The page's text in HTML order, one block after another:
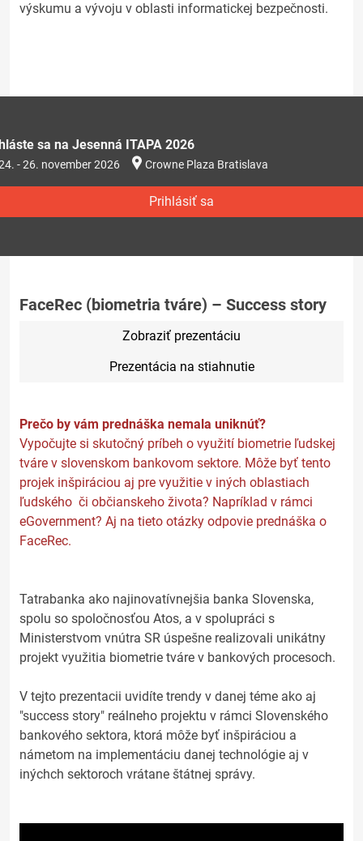
výskumu a vývoju v oblasti informatickej bezpečnosti.
sa na Jesenná ITAPA 2026
- 26. november 2026 Crowne Plaza Bratislava
Prihlásiť sa
FaceRec (biometria tváre) – Success story
Zobraziť prezentáciu
Prezentácia na stiahnutie
Prečo by vám prednáška nemala uniknúť?
Vypočujte si skutočný príbeh o využití biometrie ľudskej
tváre v slovenskom bankovom sektore. Môže byť tento
projek inšpiráciou aj pre využitie v iných oblastiach
ľudského či občianskeho života? Napríklad v rámci
eGovernment? Aj na tieto otázky odpovie prednáška o
FaceRec.
Tatrabanka ako najinovatívnejšia banka Slovenska,
spolu so spoločnosťou Atos, a v spolupráci s
Ministerstvom vnútra SR úspešne realizovali unikátny
projekt využitia biometrie tváre v bankových procesoch.
V tejto prezentacii uvidíte trendy v danej téme ako aj
"success story" reálneho projektu v rámci Slovenského
bankového sektora, ktorá môže byť inšpiráciou a
námetom na implementáciu danej technológie aj v
inýchch sektoroch vrátane štátnej správy.